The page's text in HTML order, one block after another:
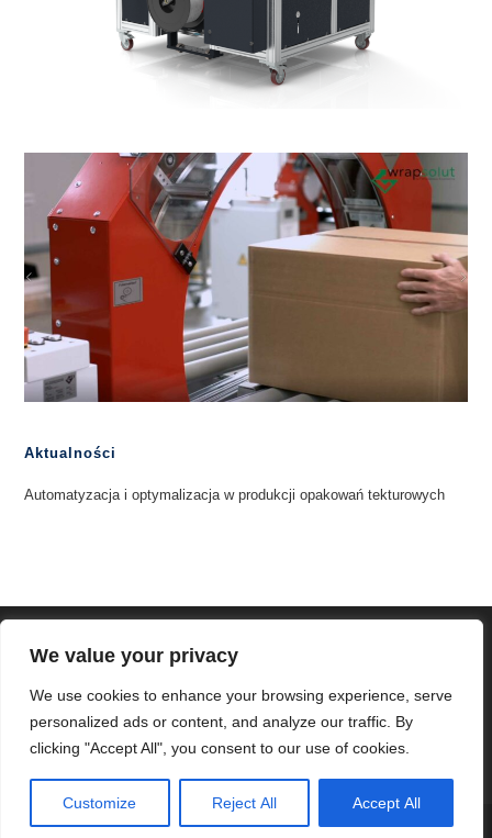
We value your privacy
We use cookies to enhance your browsing experience, serve
personalized ads or content, and analyze our traffic. By
clicking "Accept All", you consent to our use of cookies.
Customize Reject All Accept All
Aktualności
Automatyzacja i optymalizacja w produkcji opakowań tekturowych
Copyright - WordPress Theme by OceanWP